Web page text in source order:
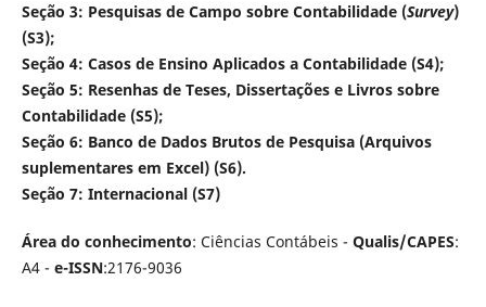
Seção 3: Pesquisas de Campo sobre Contabilidade (Survey)
(S3);
Seção 4: Casos de Ensino Aplicados a Contabilidade (S4);
Seção 5: Resenhas de Teses, Dissertações e Livros sobre
Contabilidade (S5);
Seção 6: Banco de Dados Brutos de Pesquisa (Arquivos
suplementares em Excel) (S6).
Seção 7: Internacional (S7)
Área do conhecimento: Ciências Contábeis - Qualis/CAPES:
A4 - e-ISSN:2176-9036